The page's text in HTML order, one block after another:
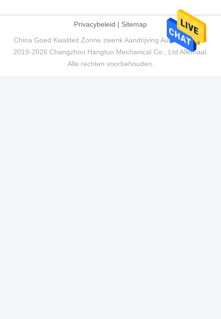
Privacybeleid | Sitemap
China Goed Kwaliteit Zonne zwenk Aandrijving Auteursrecht ©
2019-2026 Changzhou Hangtuo Mechanical Co., Ltd Allemaal.
Alle rechten voorbehouden.